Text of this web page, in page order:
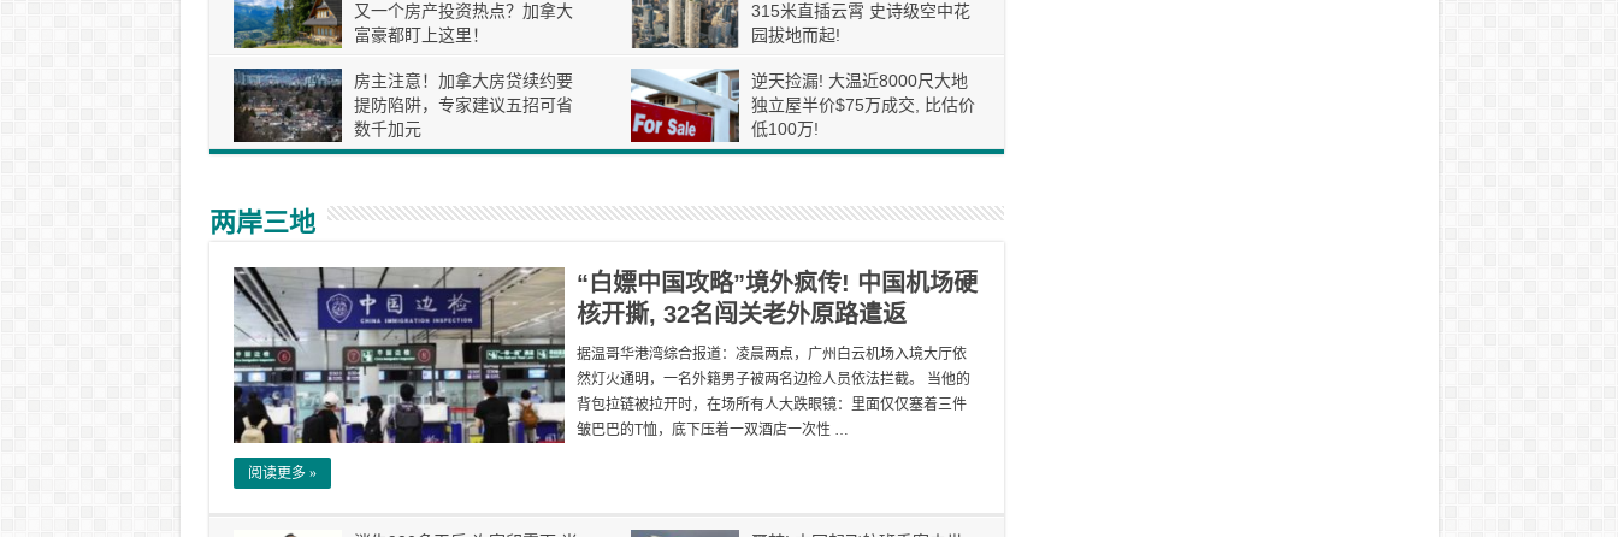
又一个房产投资热点？加拿大
富豪都盯上这里！
315米直插云霄 史诗级空中花
园拔地而起!
房主注意！加拿大房贷续约要
提防陷阱，专家建议五招可省
数千加元
逆天捡漏! 大温近8000尺大地
独立屋半价$75万成交, 比估价
低100万!
两岸三地
“白嫖中国攻略”境外疯传! 中国机场硬
核开撕, 32名闯关老外原路遣返
据温哥华港湾综合报道：凌晨两点，广州白云机场入境大厅依
然灯火通明，一名外籍男子被两名边检人员依法拦截。 当他的
背包拉链被拉开时，在场所有人大跌眼镜：里面仅仅塞着三件
皱巴巴的T恤，底下压着一双酒店一次性 …
阅读更多 »